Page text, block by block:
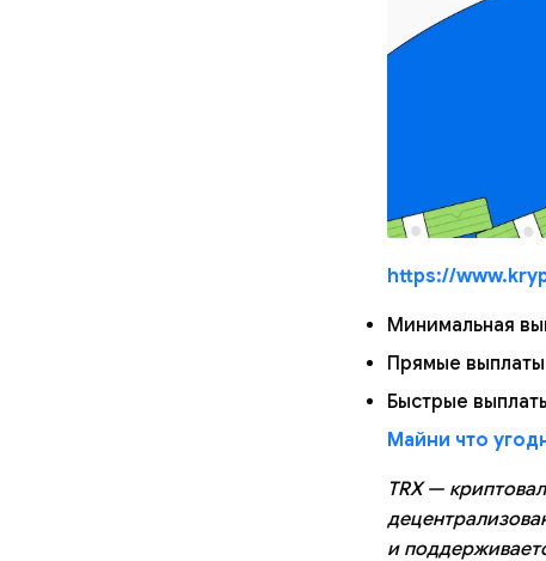
https://
Минимальная
Прямые выплаты
Быстрые
Майни что
TRX —
и